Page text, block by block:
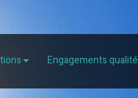
Engagements qualité